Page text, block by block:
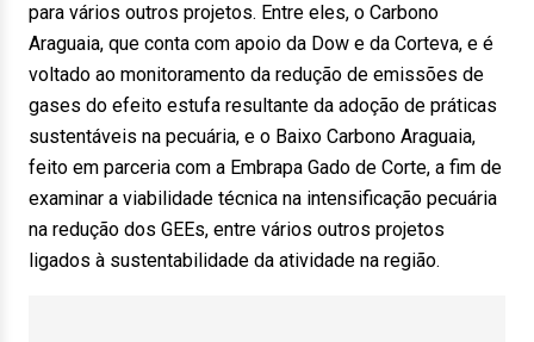
para vários outros projetos. Entre eles, o Carbono
Araguaia, que conta com apoio da Dow e da Corteva, e é
voltado ao monitoramento da redução de emissões de
gases do efeito estufa resultante da adoção de práticas
sustentáveis na pecuária, e o Baixo Carbono Araguaia,
feito em parceria com a Embrapa Gado de Corte, a fim de
examinar a viabilidade técnica na intensificação pecuária
na redução dos GEEs, entre vários outros projetos
ligados à sustentabilidade da atividade na região.